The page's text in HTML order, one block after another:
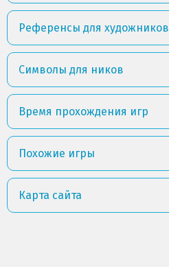
Референсы для художников
Символы для ников
Время прохождения игр
Похожие игры
Карта сайта